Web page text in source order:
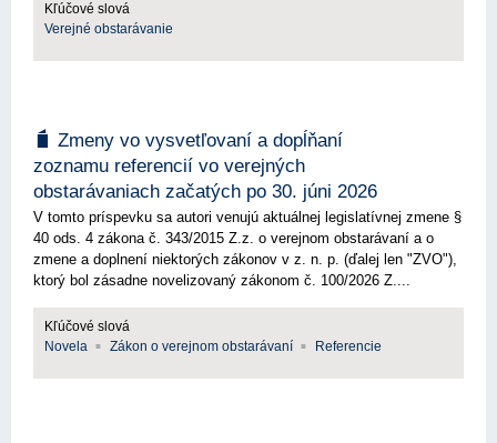
Kľúčové slová
Verejné obstarávanie
Zmeny vo vysvetľovaní a dopĺňaní
zoznamu referencií vo verejných
obstarávaniach začatých po 30. júni 2026
V tomto príspevku sa autori venujú aktuálnej legislatívnej zmene §
40 ods. 4 zákona č. 343/2015 Z.z. o verejnom obstarávaní a o
zmene a doplnení niektorých zákonov v z. n. p. (ďalej len "ZVO"),
ktorý bol zásadne novelizovaný zákonom č. 100/2026 Z....
Kľúčové slová
Novela
Zákon o verejnom obstarávaní Referencie